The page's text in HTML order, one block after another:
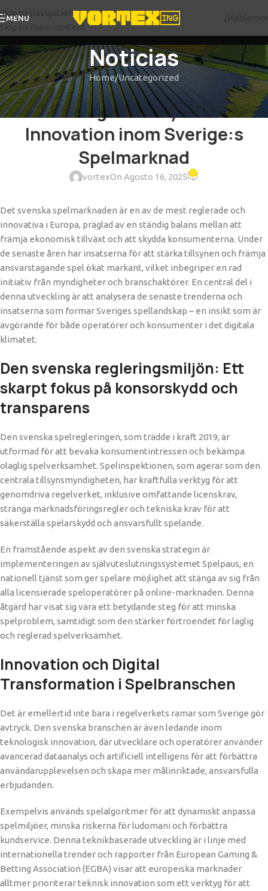
Skip to navigation
Skip to main content
MENU
Noticias
Home Uncategorized
UNCATEGORIZED
Strategisk Tillsyn och
Innovation inom Sverige:s
Spelmarknad
vortexOn Agosto 16, 2025 0
Det svenska spelmarknaden är en av de mest reglerade och
innovativa i Europa, präglad av en ständig balans mellan att
främja ekonomisk tillväxt och att skydda konsumenterna. Under
de senaste åren har insatserna för att stärka tillsynen och främja
ansvarstagande spel ökat markant, vilket inbegriper en rad
initiativ från myndigheter och branschaktörer. En central del i
denna utveckling är att analysera de senaste trenderna och
insatserna som formar Sveriges spellandskap – en insikt som är
avgörande för både operatörer och konsumenter i det digitala
klimatet.
Den svenska regleringsmiljön: Ett
skarpt fokus på konsorskydd och
transparens
Den svenska spelregleringen, som trädde i kraft 2019, är
utformad för att bevaka konsumentintressen och bekämpa
olaglig spelverksamhet. Spelinspektionen, som agerar som den
centrala tillsynsmyndigheten, har kraftfulla verktyg för att
genomdriva regelverket, inklusive omfattande licenskrav,
stränga marknadsföringsregler och tekniska krav för att
säkerställa spelarskydd och ansvarsfullt spelande.
En framstående aspekt av den svenska strategin är
implementeringen av självuteslutningssystemet Spelpaus, en
nationell tjänst som ger spelare möjlighet att stänga av sig från
alla licensierade speloperatörer på online-marknaden. Denna
åtgärd har visat sig vara ett betydande steg för att minska
spelproblem, samtidigt som den stärker förtroendet för laglig
och reglerad spelverksamhet.
Innovation och Digital
Transformation i Spelbranschen
Det är emellertid inte bara i regelverkets ramar som Sverige gör
avtryck. Den svenska branschen är även ledande inom
teknologisk innovation, där utvecklare och operatörer använder
avancerad dataanalys och artificiell intelligens för att förbättra
användarupplevelsen och skapa mer målinriktade, ansvarsfulla
erbjudanden.
Exempelvis används spelalgoritmer för att dynamiskt anpassa
spelmiljöer, minska riskerna för ludomani och förbättra
kundservice. Denna teknikbaserade utveckling är i linje med
internationella trender och rapporter från European Gaming &
Betting Association (EGBA) visar att europeiska marknader
alltmer prioriterar teknisk innovation som ett verktyg för att